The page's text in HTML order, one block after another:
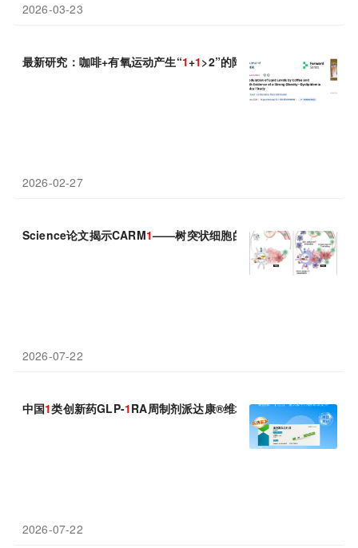
2026-03-23
最新研究：咖啡+有氧运动产生“1+1>2”的降脂奇迹
2026-02-27
Science论文揭示CARM1——树突状细胞的“免疫刹车”：抑制它
2026-07-22
中国1类创新药GLP-1RA周制剂派达康®维培那肽重磅上市 阿里健
2026-07-22